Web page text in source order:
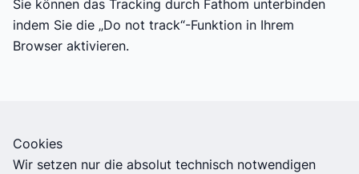
Sie können das Tracking durch Fathom unterbinden
indem Sie die „Do not track“-Funktion in Ihrem
Browser aktivieren.
Cookies
Wir setzen nur die absolut technisch notwendigen